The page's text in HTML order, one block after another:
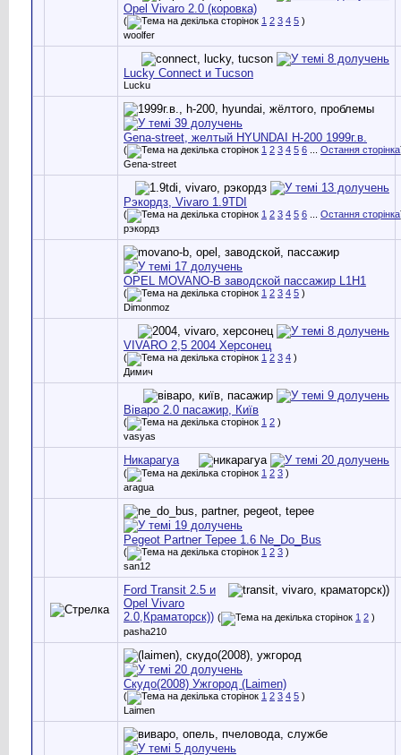
Opel Vivaro 2.0 (коровка)
( 1 2 3 4 5 )
woolfer
Lucky Connect и Tucson
Lucku
Gena-street, желтый HYUNDAI H-200 1999г.в.
( 1 2 3 4 5 6 Остання сторінка
Gena-street
Рэкордз, Vivaro 1.9TDI
( 1 2 3 4 5 6 Остання сторінка
рэкордз
OPEL MOVANO-B заводской пассажир L1H1
( 1 2 3 4 5 )
Dimonmoz
VIVARO 2,5 2004 Херсонец
( 1 2 3 4 )
Димич
Віваро 2.0 пасажир, Київ
( 1 2 )
vasyas
Никарагуа
( 1 2 3 )
aragua
Pegeot Partner Tepee 1.6 Ne_Do_Bus
( 1 2 3 )
san12
Ford Transit 2.5 и
Opel Vivaro
2.0,Краматорск)) ( 1 2 )
pasha210
Скудо(2008) Ужгород (Laimen)
( 1 2 3 4 5 )
Laimen